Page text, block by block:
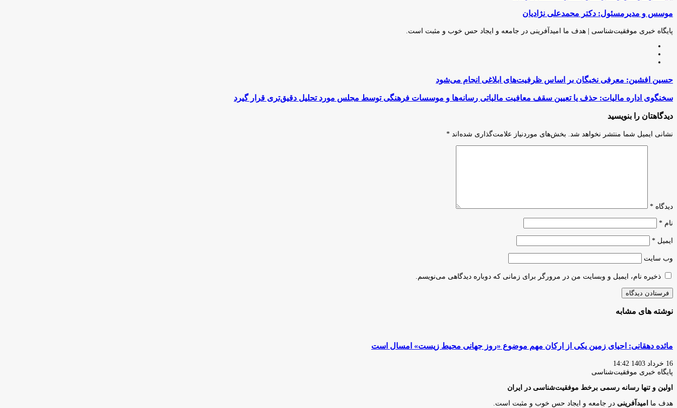
از
ایمیل
موسس و مدیرمسئول: دکتر محمدعلی نژادیان
پایگاه خبری موفقیت‌شناسی | هدف ما امیدآفرینی در جامعه و ایجاد حس خوب و مثبت است.
حسین
افشین:
معرفی
نخبگان
اساس
ظرفیت‌های
ابلاغی
حسین افشین: معرفی نخبگان بر اساس ظرفیت‌های ابلاغی انجام می‌شود
سخنگوی
مالیات:
یا
تعیین
توسط
مجلس
مورد
دقیق‌تری
گیرد
سخنگوی اداره مالیات: حذف یا تعیین سقف معافیت مالیاتی رسانه‌ها و موسسات فرهنگی توسط مجلس مورد تحلیل دقیق‌تری قرار گیرد
دیدگاهتان را بنویسید
نشانی ایمیل شما منتشر نخواهد شد. بخش‌های موردنیاز علامت‌گذاری شده‌اند *
دیدگاه *
نام *
ایمیل *
وب‌ سایت
ذخیره نام، ایمیل و وبسایت من در مرورگر برای زمانی که دوباره دیدگاهی می‌نویسم.
نوشته های مشابه
مائده دهقانی: احیای زمین یکی از ارکان مهم موضوع «روز جهانی محیط زیست» امسال است
16 خرداد 1403 14:42
پایگاه‌ خبری موفقیت‌شناسی
اولین و تنها رسانه رسمی برخط موفقیت‌شناسی در ایران
هدف ما امیدآفرینی در جامعه و ایجاد حس خوب و مثبت است.